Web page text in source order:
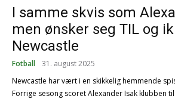
I samme skvis som
men ønsker seg TIL og
Newcastle
Fotball 31. august 2025
Newcastle har vært i en skikkelig hemmende
Forrige sesong scoret Alexander Isak klubben